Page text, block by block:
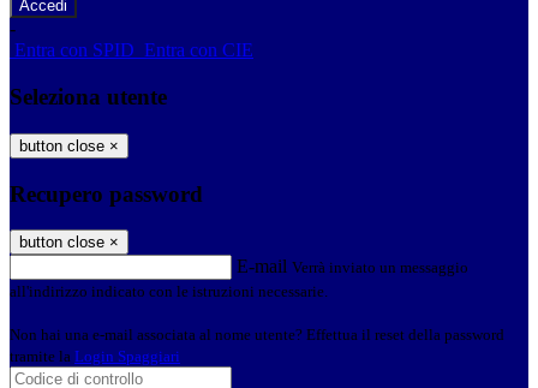
-
Entra con SPID Entra con CIE
Seleziona utente
button close ×
Recupero password
button close ×
E-mail Verrà inviato un messaggio
all'indirizzo indicato con le istruzioni necessarie.
Non hai una e-mail associata al nome utente? Effettua il reset della password
tramite la Login Spaggiari